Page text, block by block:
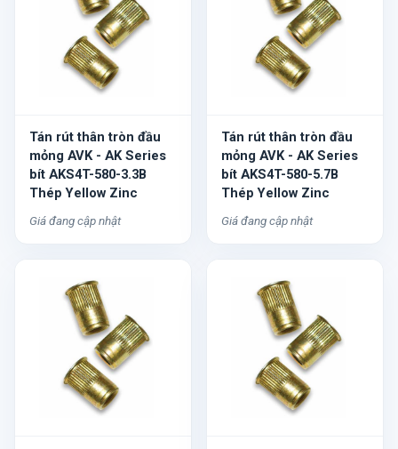
Tán rút thân tròn đầu
mỏng AVK - AK Series
bít AKS4T-580-3.3B
Thép Yellow Zinc
Giá đang cập nhật
Tán rút thân tròn đầu
mỏng AVK - AK Series
bít AKS4T-580-5.7B
Thép Yellow Zinc
Giá đang cập nhật